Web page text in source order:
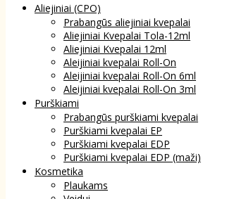
Aliejiniai (CPO)
Prabangūs aliejiniai kvepalai
Aliejiniai Kvepalai Tola-12ml
Aliejiniai Kvepalai 12ml
Aleijiniai kvepalai Roll-On
Aleijiniai kvepalai Roll-On 6ml
Aleijiniai kvepalai Roll-On 3ml
Purškiami
Prabangūs purškiami kvepalai
Purškiami kvepalai EP
Purškiami kvepalai EDP
Purškiami kvepalai EDP (maži)
Kosmetika
Plaukams